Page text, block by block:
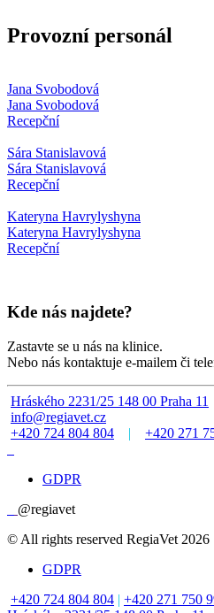
Provozní personál
Jana Svobodová
Jana Svobodová
Recepční
Sára Stanislavová
Sára Stanislavová
Recepční
Kateryna Havrylyshyna
Kateryna Havrylyshyna
Recepční
Kde nás najdete?
Zastavte se u nás na klinice.
Nebo nás kontaktuje e-mailem či
Hráského 2231/25 148 00 Praha 11
info@regiavet.cz
+420 724 804 804
| +420 271
GDPR
@regiavet
© All rights reserved RegiaVet 2026
GDPR
+420 724 804 804 | +420 271 750